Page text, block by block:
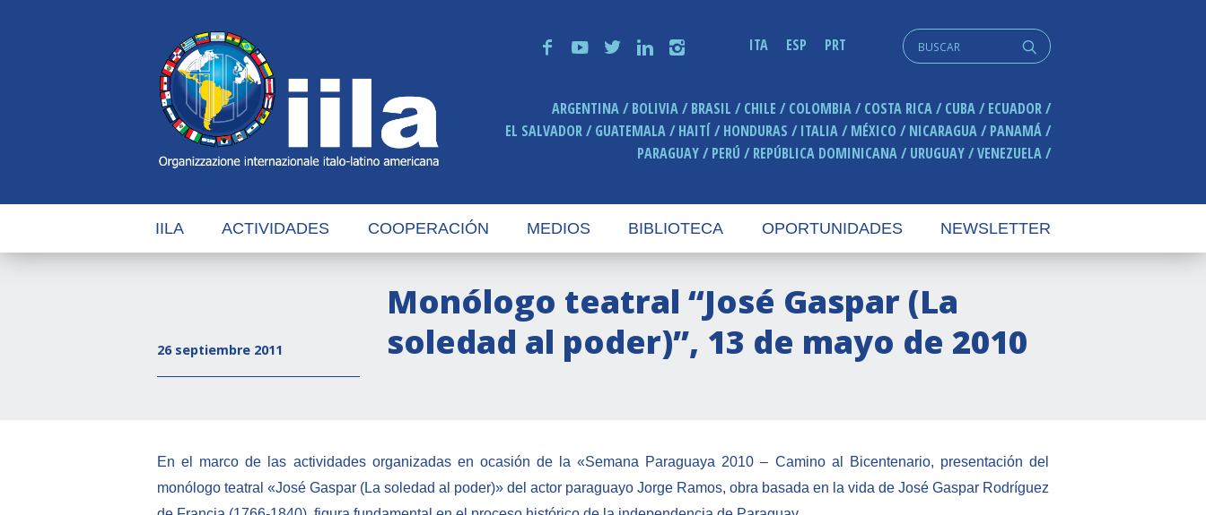
f y t n i ITA ESP PRT q
Search
for:
ARGENTINA BOLIVIA BRASIL CHILE COLOMBIA COSTA RICA CUBA
ECUADOR
EL SALVADOR
GUATEMALA HAITÍ HONDURAS ITALIA MÉXICO NICARAGUA
PANAMÁ
PARAGUAY
PERÚ REPÚBLICA DOMINICANA URUGUAY VENEZUELA
IILA ACTIVIDADES COOPERACIÓN MEDIOS BIBLIOTECA OPORTUNIDADES NEWSLETTER
26 septiembre 2011
Monólogo teatral “José Gaspar (La
soledad al poder)”, 13 de mayo de 2010
En el marco de las actividades organizadas en ocasión de la «Semana Paraguaya 2010 – Camino al Bicentenario, presentación del
monólogo teatral «José Gaspar (La soledad al poder)» del actor paraguayo Jorge Ramos, obra basada en la vida de José Gaspar Rodríguez